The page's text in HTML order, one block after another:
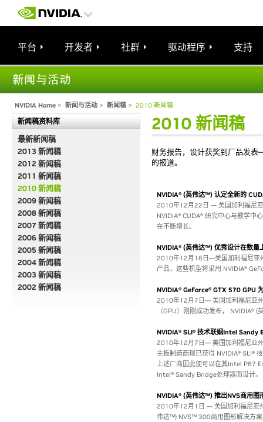
平台 开发者 社群 驱动程序 支持
NVIDIA Home > 新闻与活动 > 新闻稿 > 2010 新闻稿
新闻稿资料库
最新新闻稿
2013 新闻稿
2012 新闻稿
2011 新闻稿
2010 新闻稿
2009 新闻稿
2008 新闻稿
2007 新闻稿
2006 新闻稿
2005 新闻稿
2004 新闻稿
2003 新闻稿
2002 新闻稿
2010 新闻稿
财务报告，设计获奖到厂品发
的报道。
NVIDIA® (英伟达™) 认定全新的
2010年12月22日 — 美国加利福尼
NVIDIA® CUDA® 研究中心与教学中
在不断增长。
NVIDIA® (英伟达™) 优秀设计在数
2010年12月16日—美国加利福尼亚
产品，这些机型将采用 NVIDIA®
NVIDIA® GeForce® GTX 570 GPU
2010年12月7日— 美国加利福尼亚
（GPU）刚刚成功发布， NVIDIA®
NVIDIA® SLI® 技术联姻Intel Sandy
2010年12月7日— 美国加利福尼亚
主板制造商现已获得 NVIDIA® SLI®
上述厂商因此便可以在其Intel P67
Intel® Sandy Bridge处理器而设计。
NVIDIA® (英伟达™) 推出NVS商用图
2010年12月1日 — 美国加利福尼亚
伟达™) NVS™ 300商用图形解决方